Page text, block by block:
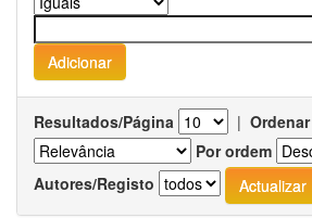
Resultados/Página |
Por ordem
Autores/Registo